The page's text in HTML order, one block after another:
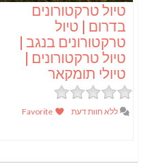
טיול טרקטורונים
בדרום | טיול
טרקטורונים בנגב |
טיול טרקטורונים |
טיולי תומקאר
ללא חוות דעת